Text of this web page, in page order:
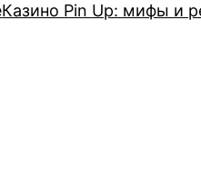
Казино Pin Up: мифы и